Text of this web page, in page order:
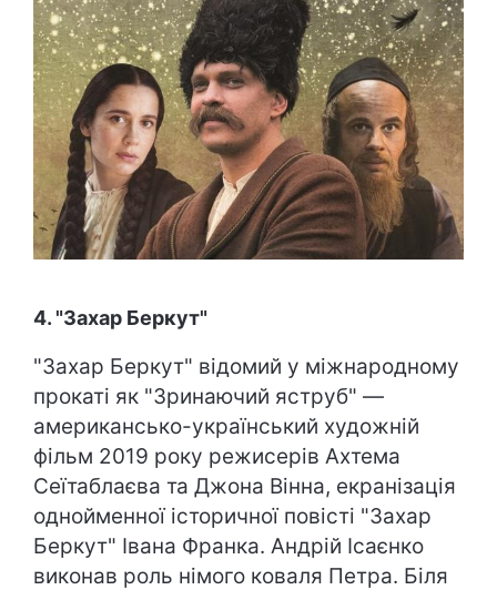
4. "Захар Беркут"
"Захар Беркут" відомий у міжнародному
прокаті як "Зринаючий яструб" —
американсько-український художній
фільм 2019 року режисерів Ахтема
Сеїтаблаєва та Джона Вінна, екранізація
однойменної історичної повісті "Захар
Беркут" Івана Франка. Андрій Ісаєнко
виконав роль німого коваля Петра. Біля